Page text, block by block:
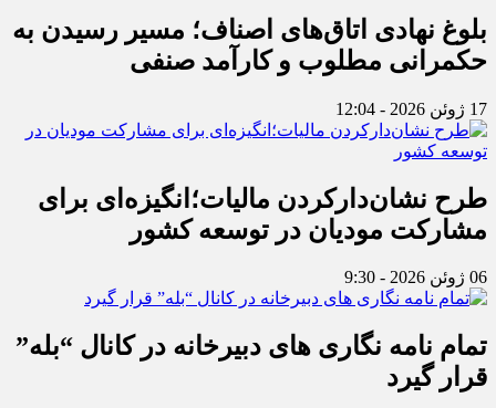
بلوغ نهادی اتاق‌های اصناف؛ مسیر رسیدن به
حکمرانی مطلوب و کارآمد صنفی
17 ژوئن 2026 - 12:04
طرح نشان‌دارکردن مالیات؛انگیزه‌ای برای
مشارکت مودیان در توسعه کشور
06 ژوئن 2026 - 9:30
تمام نامه نگاری های دبیرخانه در کانال “بله”
قرار گیرد